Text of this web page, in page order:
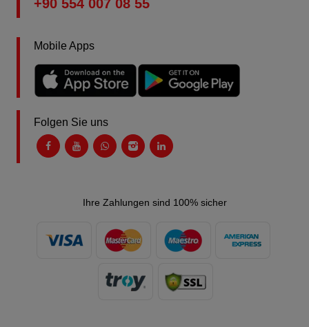
+90 554 007 08 55
Mobile Apps
Folgen Sie uns
Ihre Zahlungen sind 100% sicher